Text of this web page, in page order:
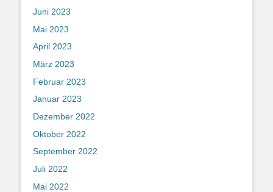
Juni 2023
Mai 2023
April 2023
März 2023
Februar 2023
Januar 2023
Dezember 2022
Oktober 2022
September 2022
Juli 2022
Mai 2022